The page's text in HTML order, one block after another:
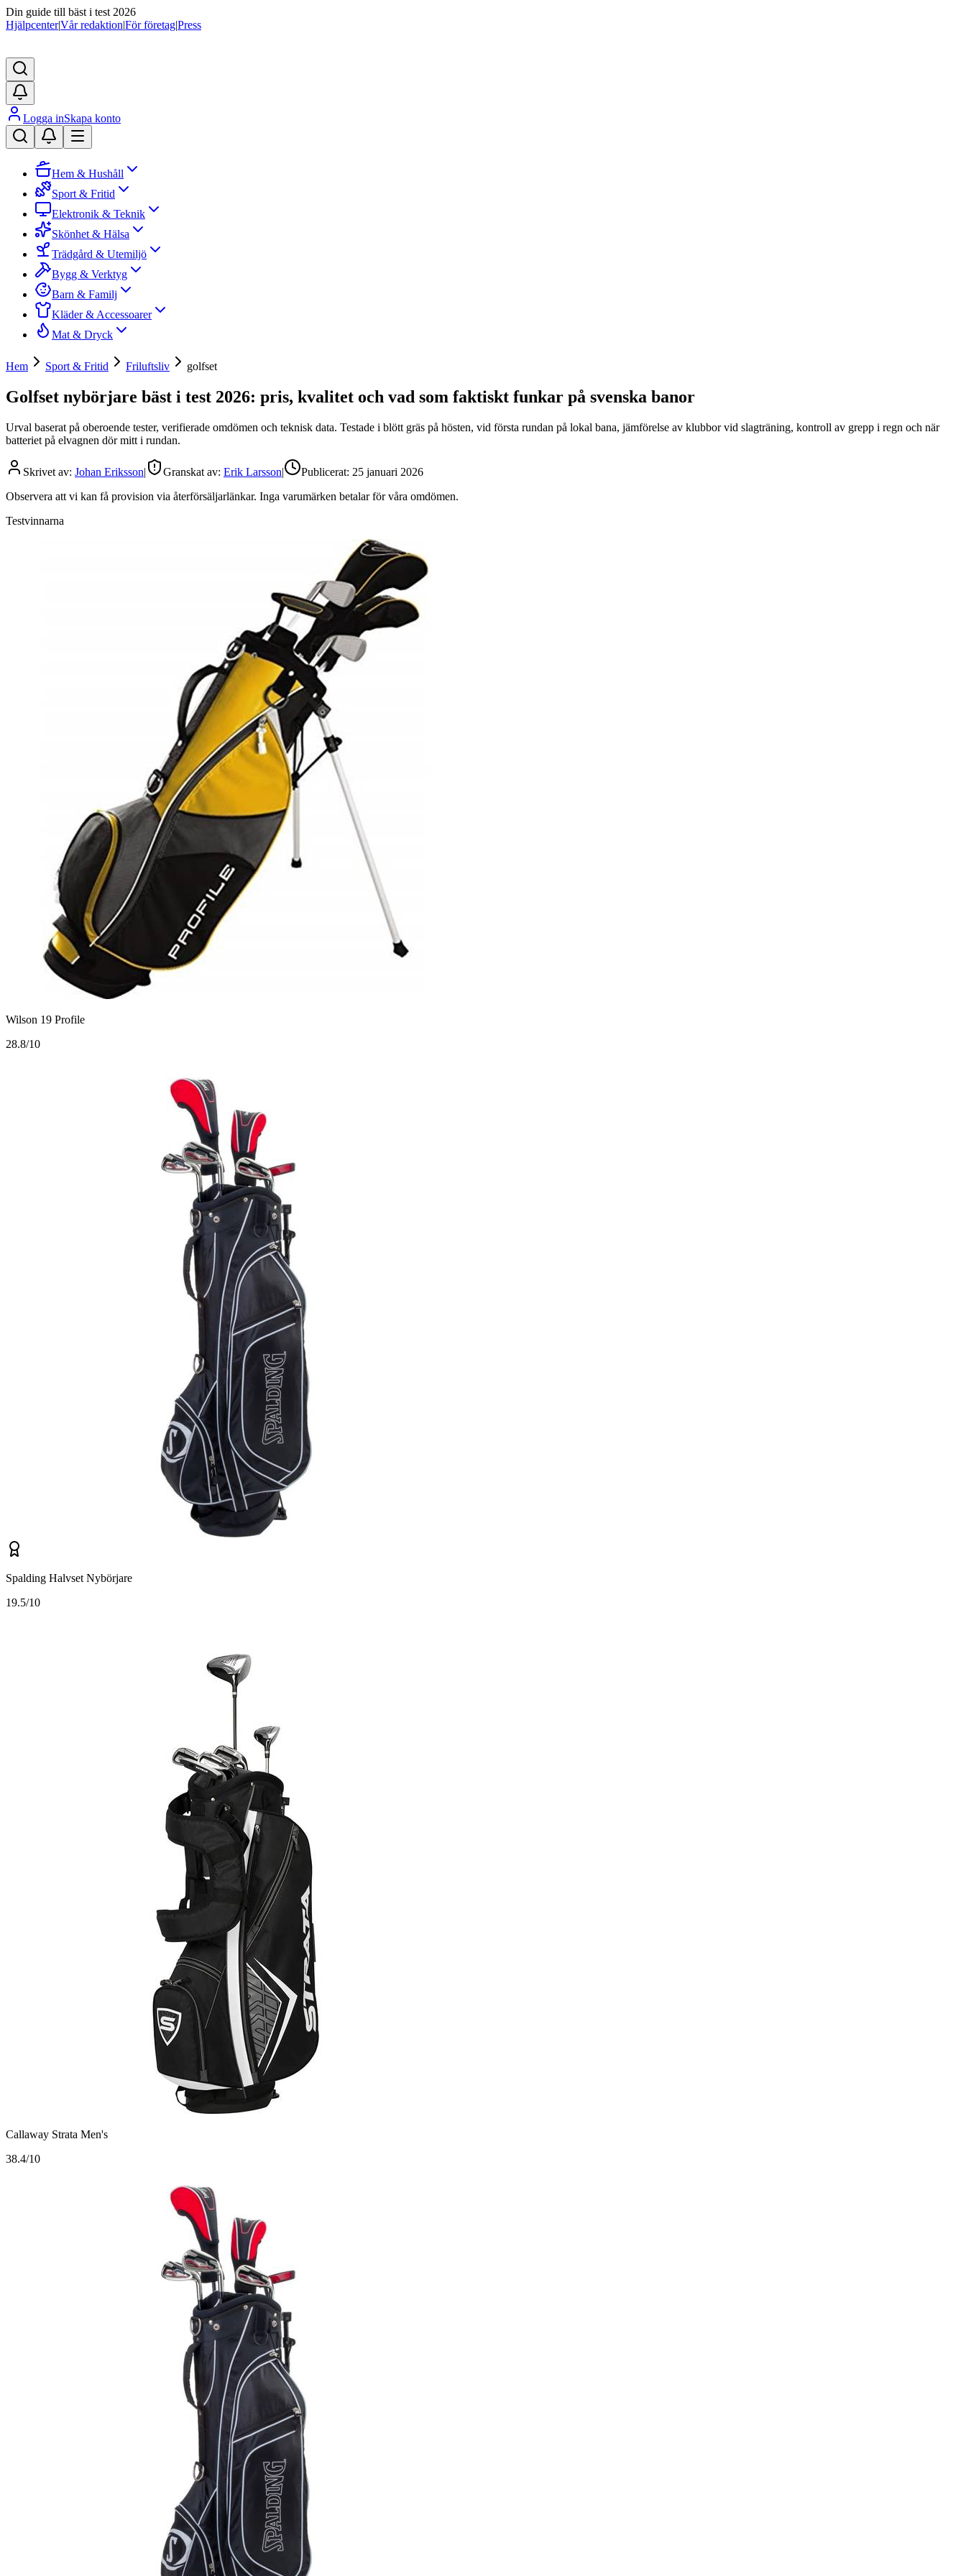
Din guide till bäst i test 2026
Hjälpcenter|Vår redaktion|För företag|Press
Logga inSkapa konto
Hem & Hushåll
Sport & Fritid
Elektronik & Teknik
Skönhet & Hälsa
Trädgård & Utemiljö
Bygg & Verktyg
Barn & Familj
Kläder & Accessoarer
Mat & Dryck
Hem Sport & Fritid Friluftsliv golfset
Golfset nybörjare bäst i test 2026: pris, kvalitet och vad som faktiskt funkar på svenska banor
Urval baserat på oberoende tester, verifierade omdömen och teknisk data. Testade i blött gräs på hösten, vid första rundan på lokal bana, jämförelse av klubbor vid slagträning, kontroll av grepp i regn och när
batteriet på elvagnen dör mitt i rundan.
Skrivet av: Johan Eriksson| Granskat av: Erik Larsson| Publicerat: 25 januari 2026
Observera att vi kan få provision via återförsäljarlänkar. Inga varumärken betalar för våra omdömen.
Testvinnarna
Wilson 19 Profile
28.8/10
Spalding Halvset Nybörjare
19.5/10
Callaway Strata Men's
38.4/10